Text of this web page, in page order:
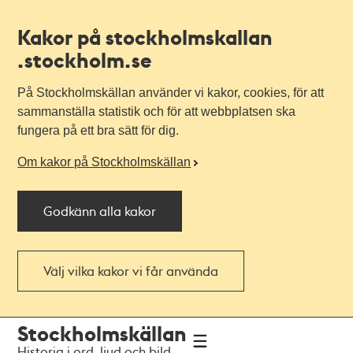
Kakor på stockholmskallan
.stockholm.se
På Stockholmskällan använder vi kakor, cookies, för att
sammanställa statistik och för att webbplatsen ska
fungera på ett bra sätt för dig.
Om kakor på Stockholmskällan
Godkänn alla kakor
Välj vilka kakor vi får använda
navigationen
huvudinnehållet
Stockholmskällan